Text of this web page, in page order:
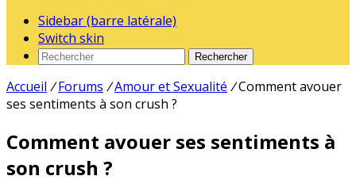
Sidebar (barre latérale)
Switch skin
Rechercher
Accueil / Forums /Amour et Sexualité /Comment avouer
ses sentiments à son crush ?
Comment avouer ses sentiments à
son crush ?